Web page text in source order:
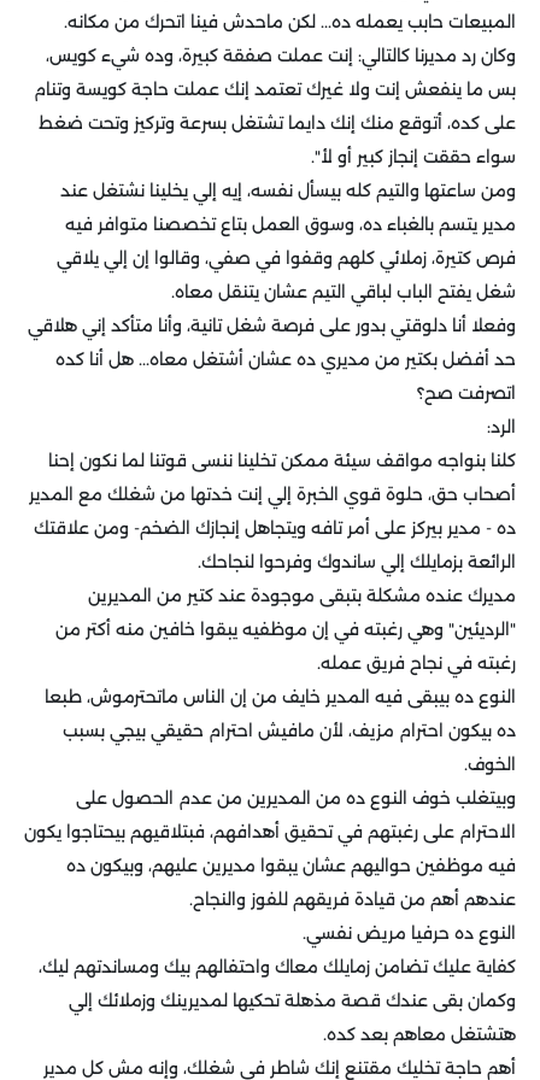
المبيعات حابب يعمله ده... لكن ماحدش فينا اتحرك من مكانه.
وكان رد مديرنا كالتالي: إنت عملت صفقة كبيرة، وده شيء كويس،
بس ما ينفعش إنت ولا غيرك تعتمد إنك عملت حاجة كويسة وتنام
على كده، أتوقع منك إنك دايما تشتغل بسرعة وتركيز وتحت ضغط
سواء حققت إنجاز كبير أو لأ".
ومن ساعتها والتيم كله بيسأل نفسه، إيه إلي يخلينا نشتغل عند
مدير يتسم بالغباء ده، وسوق العمل بتاع تخصصنا متوافر فيه
فرص كتيرة، زملائي كلهم وقفوا في صفي، وقالوا إن إلي يلاقي
شغل يفتح الباب لباقي التيم عشان يتنقل معاه.
وفعلا أنا دلوقتي بدور على فرصة شغل تانية، وأنا متأكد إني هلاقي
حد أفضل بكتير من مديري ده عشان أشتغل معاه... هل أنا كده
اتصرفت صح؟
الرد:
كلنا بنواجه مواقف سيئة ممكن تخلينا ننسى قوتنا لما نكون إحنا
أصحاب حق، حلوة قوي الخبرة إلي إنت خدتها من شغلك مع المدير
ده - مدير بيركز على أمر تافه ويتجاهل إنجازك الضخم- ومن علاقتك
الرائعة بزمايلك إلي ساندوك وفرحوا لنجاحك.
مديرك عنده مشكلة بتبقى موجودة عند كتير من المديرين
"الرديئين" وهي رغبته في إن موظفيه يبقوا خافين منه أكتر من
رغبته في نجاح فريق عمله.
النوع ده بيبقى فيه المدير خايف من إن الناس ماتحترموش، طبعا
ده بيكون احترام مزيف، لأن مافيش احترام حقيقي بيجي بسبب
الخوف.
وبيتغلب خوف النوع ده من المديرين من عدم الحصول على
الاحترام على رغبتهم في تحقيق أهدافهم، فبتلاقيهم بيحتاجوا يكون
فيه موظفين حواليهم عشان يبقوا مديرين عليهم، وبيكون ده
عندهم أهم من قيادة فريقهم للفوز والنجاح.
النوع ده حرفيا مريض نفسي.
كفاية عليك تضامن زمايلك معاك واحتفالهم بيك ومساندتهم ليك،
وكمان بقى عندك قصة مذهلة تحكيها لمديرينك وزملائك إلي
هتشتغل معاهم بعد كده.
أهم حاجة تخليك مقتنع إنك شاطر في شغلك، وإنه مش كل مدير